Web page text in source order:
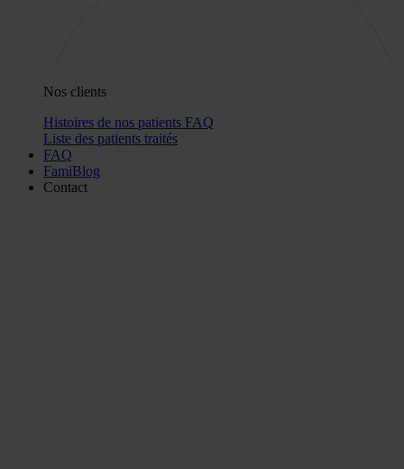
Nos clients
Histoires de nos patients FAQ
Liste des patients traités
FAQ
FamiBlog
Contact